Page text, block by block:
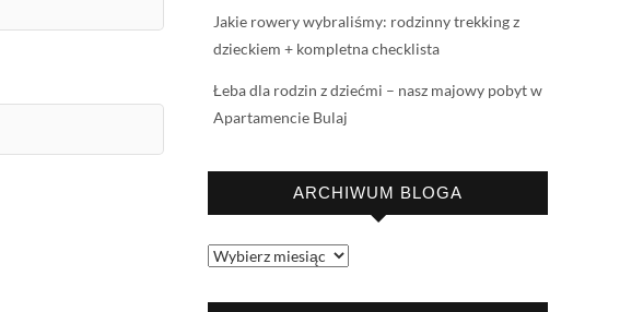
Jakie rowery wybraliśmy: rodzinny trekking z
dzieckiem + kompletna checklista
Łeba dla rodzin z dziećmi – nasz majowy pobyt w
Apartamencie Bulaj
ARCHIWUM BLOGA
Archiwum